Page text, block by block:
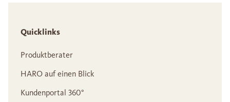
Quicklinks
Produktberater
HARO auf einen Blick
Kundenportal 360°